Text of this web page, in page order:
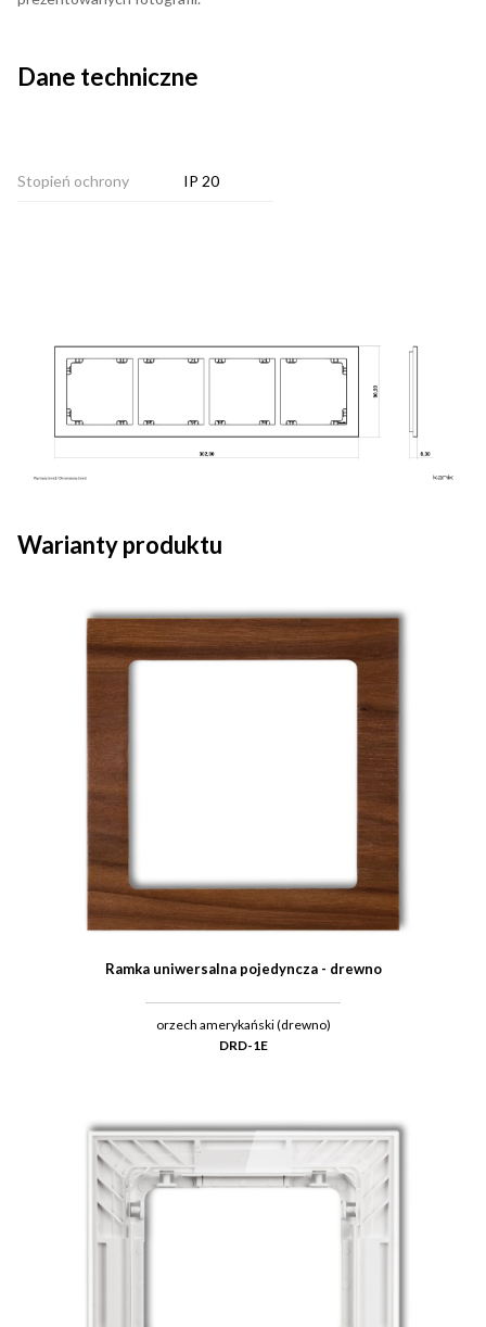
Dane techniczne
Stopień ochrony IP 20
Warianty produktu
Ramka uniwersalna pojedyncza - drewno
orzech amerykański (drewno)
DRD-1E